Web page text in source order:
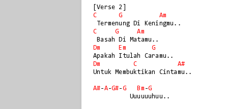
C
G
Am
C
G
Am
Dm
Em
G
Dm
C
A#
Untuk Membuktikan Cintamu..
A#-A-G#-G Bm -G